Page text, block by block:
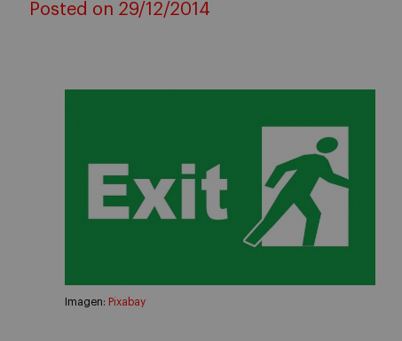
Posted on 29/12/2014
Imagen: Pixabay